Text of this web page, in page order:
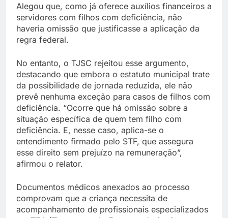
Alegou que, como já oferece auxílios financeiros a
servidores com filhos com deficiência, não
haveria omissão que justificasse a aplicação da
regra federal.
No entanto, o TJSC rejeitou esse argumento,
destacando que embora o estatuto municipal trate
da possibilidade de jornada reduzida, ele não
prevê nenhuma exceção para casos de filhos com
deficiência. “Ocorre que há omissão sobre a
situação específica de quem tem filho com
deficiência. E, nesse caso, aplica-se o
entendimento firmado pelo STF, que assegura
esse direito sem prejuízo na remuneração”,
afirmou o relator.
Documentos médicos anexados ao processo
comprovam que a criança necessita de
acompanhamento de profissionais especializados